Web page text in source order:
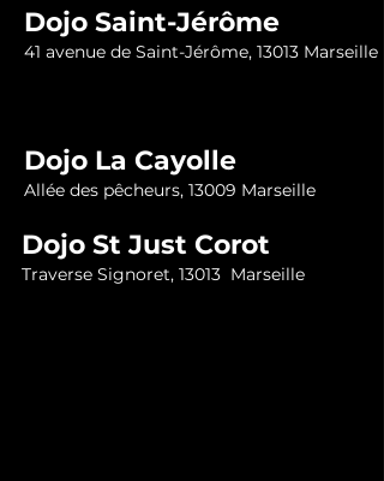
Dojo Saint-Jérôme
41 avenue de Saint-Jérôme, 13013 Marseille
Dojo La Cayolle
Allée des pêcheurs, 13009 Marseille
Dojo St Just Corot
Traverse Signoret, 13013 Marseille